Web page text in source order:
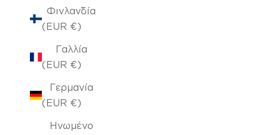
Φινλανδία
(EUR €)
Γαλλία
(EUR €)
Γερμανία
(EUR €)
Ηνωμένο